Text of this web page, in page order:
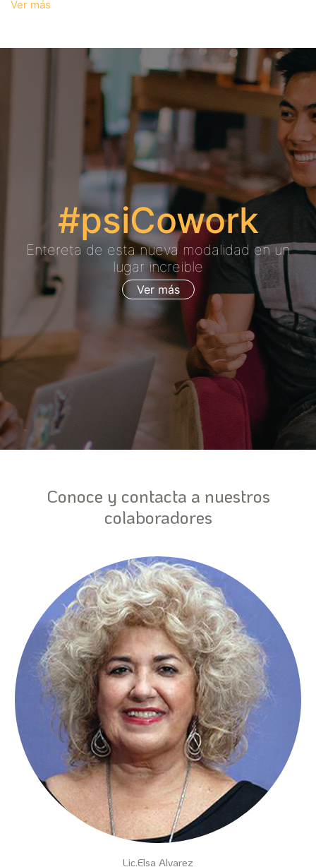
Ver más
#psiCowork
Entereta de esta nueva modalidad en un
lugar increible
Ver más
Conoce y contacta a nuestros
colaboradores
Lic.Elsa Alvarez